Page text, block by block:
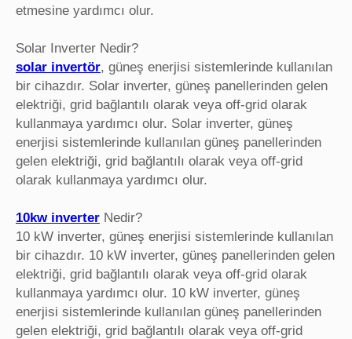
etmesine yardımcı olur.
Solar Inverter Nedir?
solar invertör, güneş enerjisi sistemlerinde kullanılan
bir cihazdır. Solar inverter, güneş panellerinden gelen
elektriği, grid bağlantılı olarak veya off-grid olarak
kullanmaya yardımcı olur. Solar inverter, güneş
enerjisi sistemlerinde kullanılan güneş panellerinden
gelen elektriği, grid bağlantılı olarak veya off-grid
olarak kullanmaya yardımcı olur.
10kw inverter Nedir?
10 kW inverter, güneş enerjisi sistemlerinde kullanılan
bir cihazdır. 10 kW inverter, güneş panellerinden gelen
elektriği, grid bağlantılı olarak veya off-grid olarak
kullanmaya yardımcı olur. 10 kW inverter, güneş
enerjisi sistemlerinde kullanılan güneş panellerinden
gelen elektriği, grid bağlantılı olarak veya off-grid